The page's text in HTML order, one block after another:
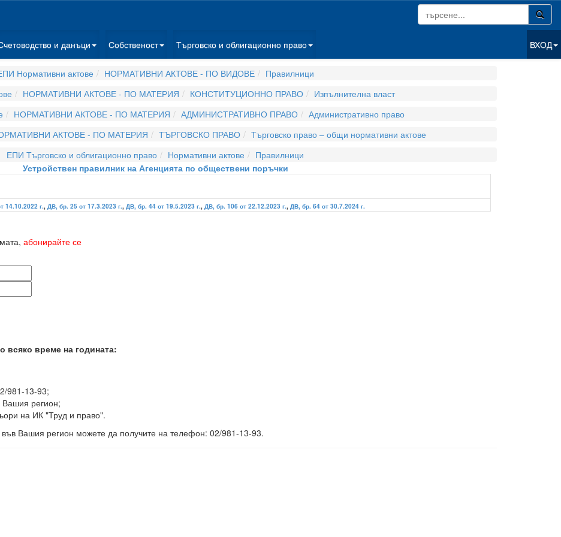
и данъци Собственост Търговско и облигационно право ВХОД
Нормативни актове НОРМАТИВНИ АКТОВЕ - ПО ВИДОВЕ
Правилници
НОРМАТИВНИ АКТОВЕ - ПО МАТЕРИЯ КОНСТИТУЦИОННО ПРАВО
Изпълнителна власт
НОРМАТИВНИ АКТОВЕ - ПО МАТЕРИЯ АДМИНИСТРАТИВНО ПРАВО
Административно право
АКТОВЕ - ПО МАТЕРИЯ ТЪРГОВСКО ПРАВО
Търговско право – общи нормативни актове
ЕПИ Търговско и облигационно право
Нормативни актове
Правилници
Устройствен правилник на Агенцията по обществени поръчки
14.10.2022 г., ДВ, бр. 25 от 17.3.2023 г., ДВ, бр. 44 от 19.5.2023 г., ДВ, бр. 106 от 22.12.2023 г., ДВ, бр. 64 от 30.7.2024 г.
абонирайте се
всяко време на годината:
981-13-93;
Вашия регион;
на ИК "Труд и право".
Вашия регион можете да получите на телефон: 02/981-13-93.